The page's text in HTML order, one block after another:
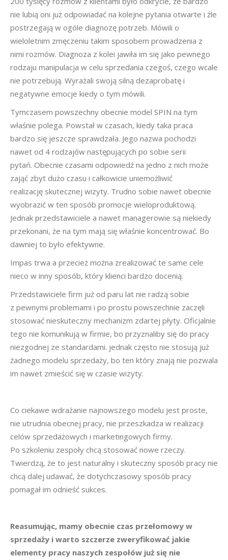
nie lubią oni już odpowiadać na kolejne pytania otwarte i źle
postrzegają w ogóle diagnozę potrzeb. Mówili o
wieloletnim zmęczeniu takim sposobem prowadzenia z
nimi rozmów. Diagnoza z kolei jawiła im się jako pewnego
rodzaju manipulacja w celu sprzedania czegoś, czego wcale
nie potrzebują. Wyrażali swoją silną dezaprobatę i
negatywne emocje kiedy o tym mówili.
Tymczasem powszechny obecnie model SPIN na tym
właśnie polega. Powstał w czasach, kiedy taka praca
bardzo się jeszcze sprawdzała. Jego nazwa pochodzi
nawet od 4 rodzajów następujących po sobie serii
pytań. Obecnie czasami odpowiedź na jedno z nich może
zająć zbyt dużo czasu i całkowicie uniemożliwić
realizację skutecznej wizyty. Trudno sobie nawet obecnie
wyobrazić w ten sposób promocje wieloproduktową.
Jednak przedstawiciele a nawet managerowie są niekiedy
przekonani, że na tym mają się właśnie koncentrować. Bo
dawniej to było efektywne.
Impas trwa a przecież można zrealizować te same cele
nieco w inny sposób, który klienci bardzo docenią.
Przedstawiciele firm już od paru lat nie radzą sobie
z pewnymi problemami i po prostu powszechnie zaczęli
stosować nieskuteczny mechanizm zdartej płyty. Oficjalnie
tego nie komunikują w firmie, bo przyznaliby się do pracy
niezgodnej ze standardami. jednak często nie stosują już
żadnego modelu sprzedaży, bo ten który znają nie pozwala
im nawet zmieścić się w czasie wizyty.
Co ciekawe wdrażanie najnowszego modelu jest proste,
nie utrudnia obecnej pracy, nie przeszkadza w realizacji
celów sprzedażowych i marketingowych firmy.
Po szkoleniu zespoły chcą stosować nowe rzeczy.
Twierdzą, że to jest naturalny i skuteczny sposób pracy nie
chcą dalej udawać, że dotychczasowy sposób pracy
pomagał im odnieść sukces.
Reasumując, mamy obecnie czas przełomowy w
sprzedaży i warto szczerze zweryfikować jakie
elementy pracy naszych zespołów już się nie